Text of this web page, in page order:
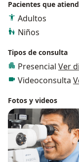
Pacientes que
Adultos
Niños
Tipos de consulta
Presencial Ver
Videoconsulta
Fotos y videos